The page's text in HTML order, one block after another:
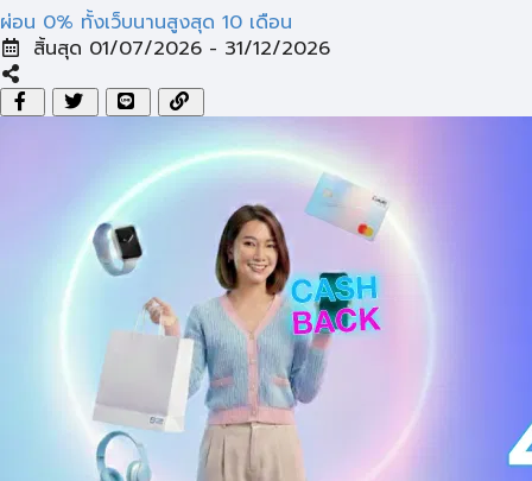
ผ่อน 0% ทั้งเว็บนานสูงสุด 10 เดือน
สิ้นสุด 01/07/2026 - 31/12/2026